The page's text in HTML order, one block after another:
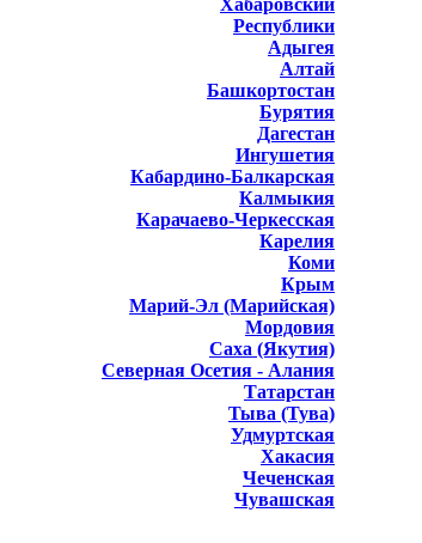
Хабаровский
Республики
Адыгея
Алтай
Башкортостан
Бурятия
Дагестан
Ингушетия
Кабардино-Балкарская
Калмыкия
Карачаево-Черкесская
Карелия
Коми
Крым
Марий-Эл (Марийская)
Мордовия
Саха (Якутия)
Северная Осетия - Алания
Татарстан
Тыва (Тува)
Удмуртская
Хакасия
Чеченская
Чувашская